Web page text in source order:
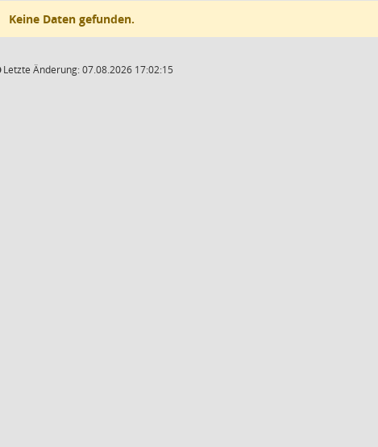
Keine Daten gefunden.
Letzte Änderung: 07.08.2026 17:02:15